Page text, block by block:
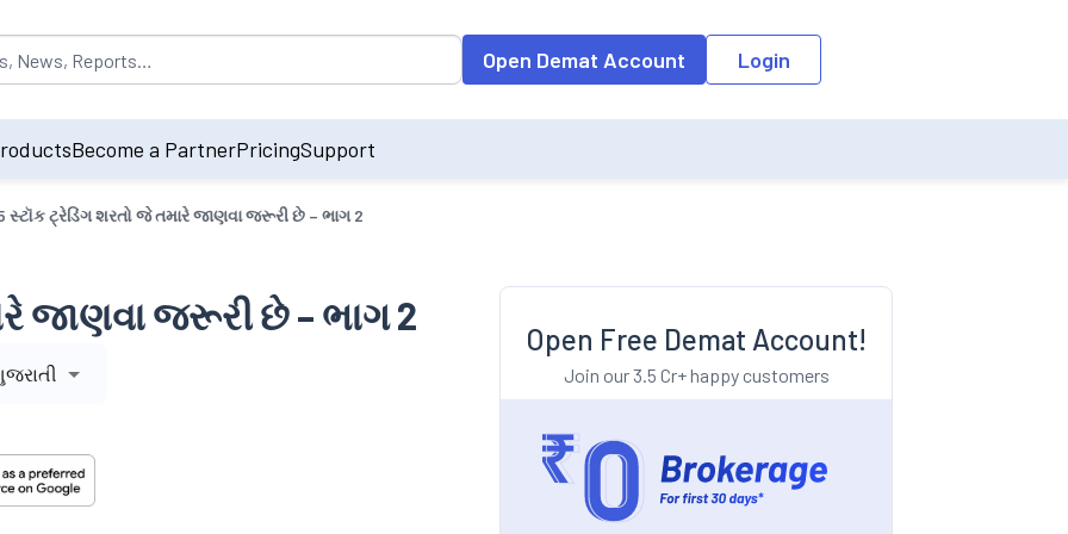
by default on accessing the input field. On entering data into the input field, the suggestion list will be updated as per the
Open Demat Account Login
Become a PartnerPricingSupport
સ્ટૉક ટ્રેડિંગ શરતો જે તમારે જાણવા જરૂરી છે – ભાગ 2
જાણવા જરૂરી છે – ભાગ 2
Open Free Demat Account!
Join our 3.5 Cr+ happy customers